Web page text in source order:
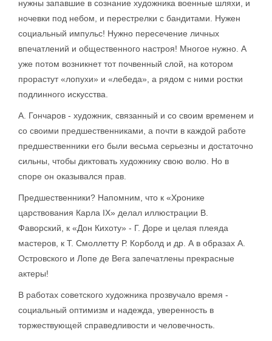
нужны запавшие в сознание художника военные шляхи, и
ночевки под небом, и перестрелки с бандитами. Нужен
социальный импульс! Нужно пересечение личных
впечатлений и общественного настроя! Многое нужно. А
уже потом возникнет тот почвенный слой, на котором
прорастут «лопухи» и «лебеда», а рядом с ними ростки
подлинного искусства.
А. Гончаров - художник, связанный и со своим временем и
со своими предшественниками, а почти в каждой работе
предшественники его были весьма серьезны и достаточно
сильны, чтобы диктовать художнику свою волю. Но в
споре он оказывался прав.
Предшественники? Напомним, что к «Хронике
царствования Карла IX» делал иллюстрации В.
Фаворский, к «Дон Кихоту» - Г. Доре и целая плеяда
мастеров, к Т. Смоллетту Р. Корболд и др. А в образах А.
Островского и Лопе де Вега запечатлены прекрасные
актеры!
В работах советского художника прозвучало время -
социальный оптимизм и надежда, уверенность в
торжествующей справедливости и человечность.